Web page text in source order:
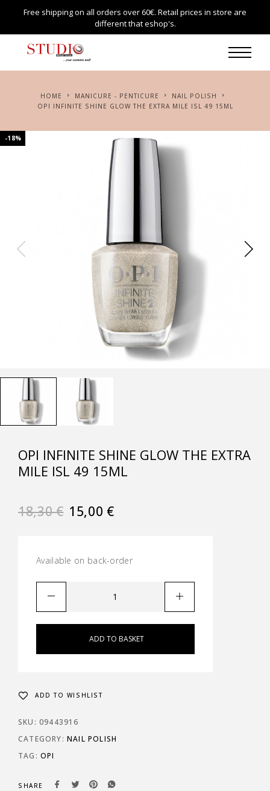
Free shipping on all orders over 60€. Retail prices in store are
different that eshop's.
HOME MANICURE - PENTICURE
NAIL POLISH
OPI INFINITE SHINE GLOW THE EXTRA MILE ISL 49 15ML
-18%
OPI INFINITE SHINE GLOW THE EXTRA
MILE ISL 49 15ML
18,30€ 15,00 €
Available on back-order
ADD TO BASKET
ADD TO WISHLIST
SKU: 09443916
CATEGORY: NAIL POLISH
TAG: OPI
SHARE